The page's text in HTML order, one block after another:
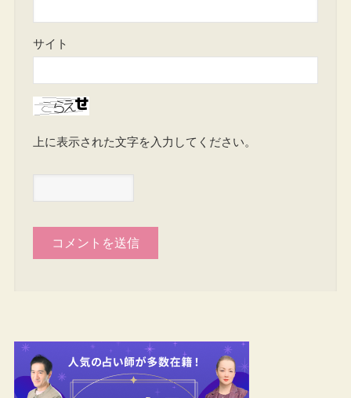
サイト
上に表示された文字を入力してください。